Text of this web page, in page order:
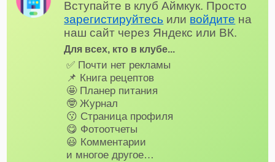
Вступайте в клуб Аймкук. Просто
зарегистируйтесь или войдите на
наш сайт через Яндекс или ВК.
Для всех, кто в клубе...
✅ Почти нет рекламы
📌 Книга рецептов
🤩 Планер питания
🤓 Журнал
😗 Страница профиля
😋 Фотоотчеты
😃 Комментарии
и многое другое…